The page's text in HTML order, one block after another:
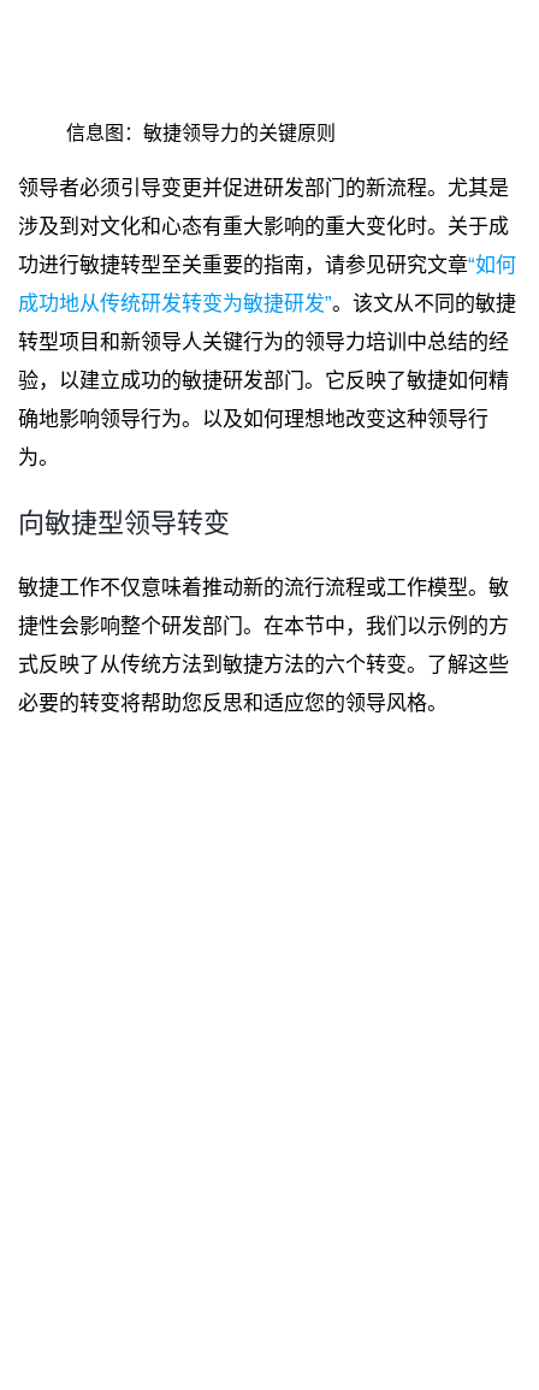
信息图：敏捷领导力的关键原则
领导者必须引导变更并促进研发部门的新流程。尤其是
涉及到对文化和心态有重大影响的重大变化时。关于成
功进行敏捷转型至关重要的指南，请参见研究文章“如何
成功地从传统研发转变为敏捷研发”。该文从不同的敏捷
转型项目和新领导人关键行为的领导力培训中总结的经
验，以建立成功的敏捷研发部门。它反映了敏捷如何精
确地影响领导行为。以及如何理想地改变这种领导行
为。
向敏捷型领导转变
敏捷工作不仅意味着推动新的流行流程或工作模型。敏
捷性会影响整个研发部门。在本节中，我们以示例的方
式反映了从传统方法到敏捷方法的六个转变。了解这些
必要的转变将帮助您反思和适应您的领导风格。